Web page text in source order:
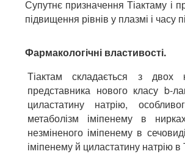
Супутнє призначення Тіактаму і
підвищення рівнів у плазмі і часу
Фармакологічні властивості.
Тіактам складається з двох
представника нового класу b-
циластатину натрію,
метаболізм іміпенему в
незміненого іміпенему в
іміпенему й циластатину натрію в